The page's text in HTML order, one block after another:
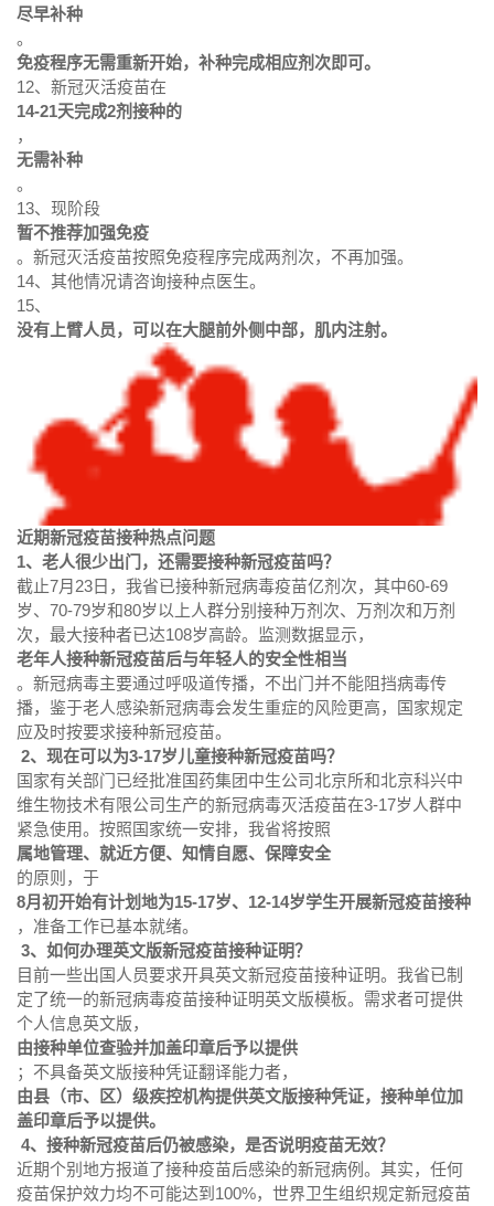
尽早补种
。
免疫程序无需重新开始，补种完成相应剂次即可。
12、新冠灭活疫苗在
14-21天完成2剂接种的
，
无需补种
。
13、现阶段
暂不推荐加强免疫
。新冠灭活疫苗按照免疫程序完成两剂次，不再加强。
14、其他情况请咨询接种点医生。
15、
没有上臂人员，可以在大腿前外侧中部，肌内注射。
近期新冠疫苗接种热点问题
1、老人很少出门，还需要接种新冠疫苗吗？
截止7月23日，我省已接种新冠病毒疫苗亿剂次，其中60-69
岁、70-79岁和80岁以上人群分别接种万剂次、万剂次和万剂
次，最大接种者已达108岁高龄。监测数据显示，
老年人接种新冠疫苗后与年轻人的安全性相当
。新冠病毒主要通过呼吸道传播，不出门并不能阻挡病毒传
播，鉴于老人感染新冠病毒会发生重症的风险更高，国家规定
应及时按要求接种新冠疫苗。
2、现在可以为3-17岁儿童接种新冠疫苗吗？
国家有关部门已经批准国药集团中生公司北京所和北京科兴中
维生物技术有限公司生产的新冠病毒灭活疫苗在3-17岁人群中
紧急使用。按照国家统一安排，我省将按照
属地管理、就近方便、知情自愿、保障安全
的原则，于
8月初开始有计划地为15-17岁、12-14岁学生开展新冠疫苗接种
，准备工作已基本就绪。
3、如何办理英文版新冠疫苗接种证明？
目前一些出国人员要求开具英文新冠疫苗接种证明。我省已制
定了统一的新冠病毒疫苗接种证明英文版模板。需求者可提供
个人信息英文版，
由接种单位查验并加盖印章后予以提供
；不具备英文版接种凭证翻译能力者，
由县（市、区）级疾控机构提供英文版接种凭证，接种单位加
盖印章后予以提供。
4、接种新冠疫苗后仍被感染，是否说明疫苗无效？
近期个别地方报道了接种疫苗后感染的新冠病例。其实，任何
疫苗保护效力均不可能达到100%，世界卫生组织规定新冠疫苗